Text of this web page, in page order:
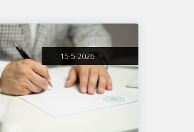
15-5-2026